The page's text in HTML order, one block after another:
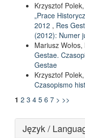
Krzysztof Polek,
„Prace
2012 , Res
(2012): Numer
Mariusz
Gestae.
Gestae
Krzysztof Polek,
Czasopismo
1 2 3 4 5 6 7 > >>
Język /